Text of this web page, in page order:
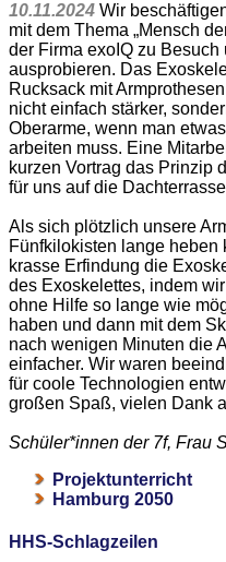
10.11.2024 Wir
mit dem Thema „Mensch
der Firma exoIQ zu
ausprobieren. Das
Rucksack mit
nicht einfach stärker,
Oberarme, wenn man
arbeiten muss. Eine
kurzen Vortrag das Prinzip
für uns auf die
Als sich plötzlich unsere
Fünfkilokisten lange heben
krasse Erfindung die
des Exoskelettes, indem
ohne Hilfe so lange wie
haben und dann mit dem
nach wenigen Minuten die
einfacher. Wir waren
für coole Technologien
großen Spaß, vielen Dank
Schüler*innen der 7f, Frau
Projektunterricht
Hamburg 2050
HHS-Schlagzeilen